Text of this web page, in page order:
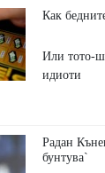
Как
Или тото-
идиоти
Радан
бунтува`